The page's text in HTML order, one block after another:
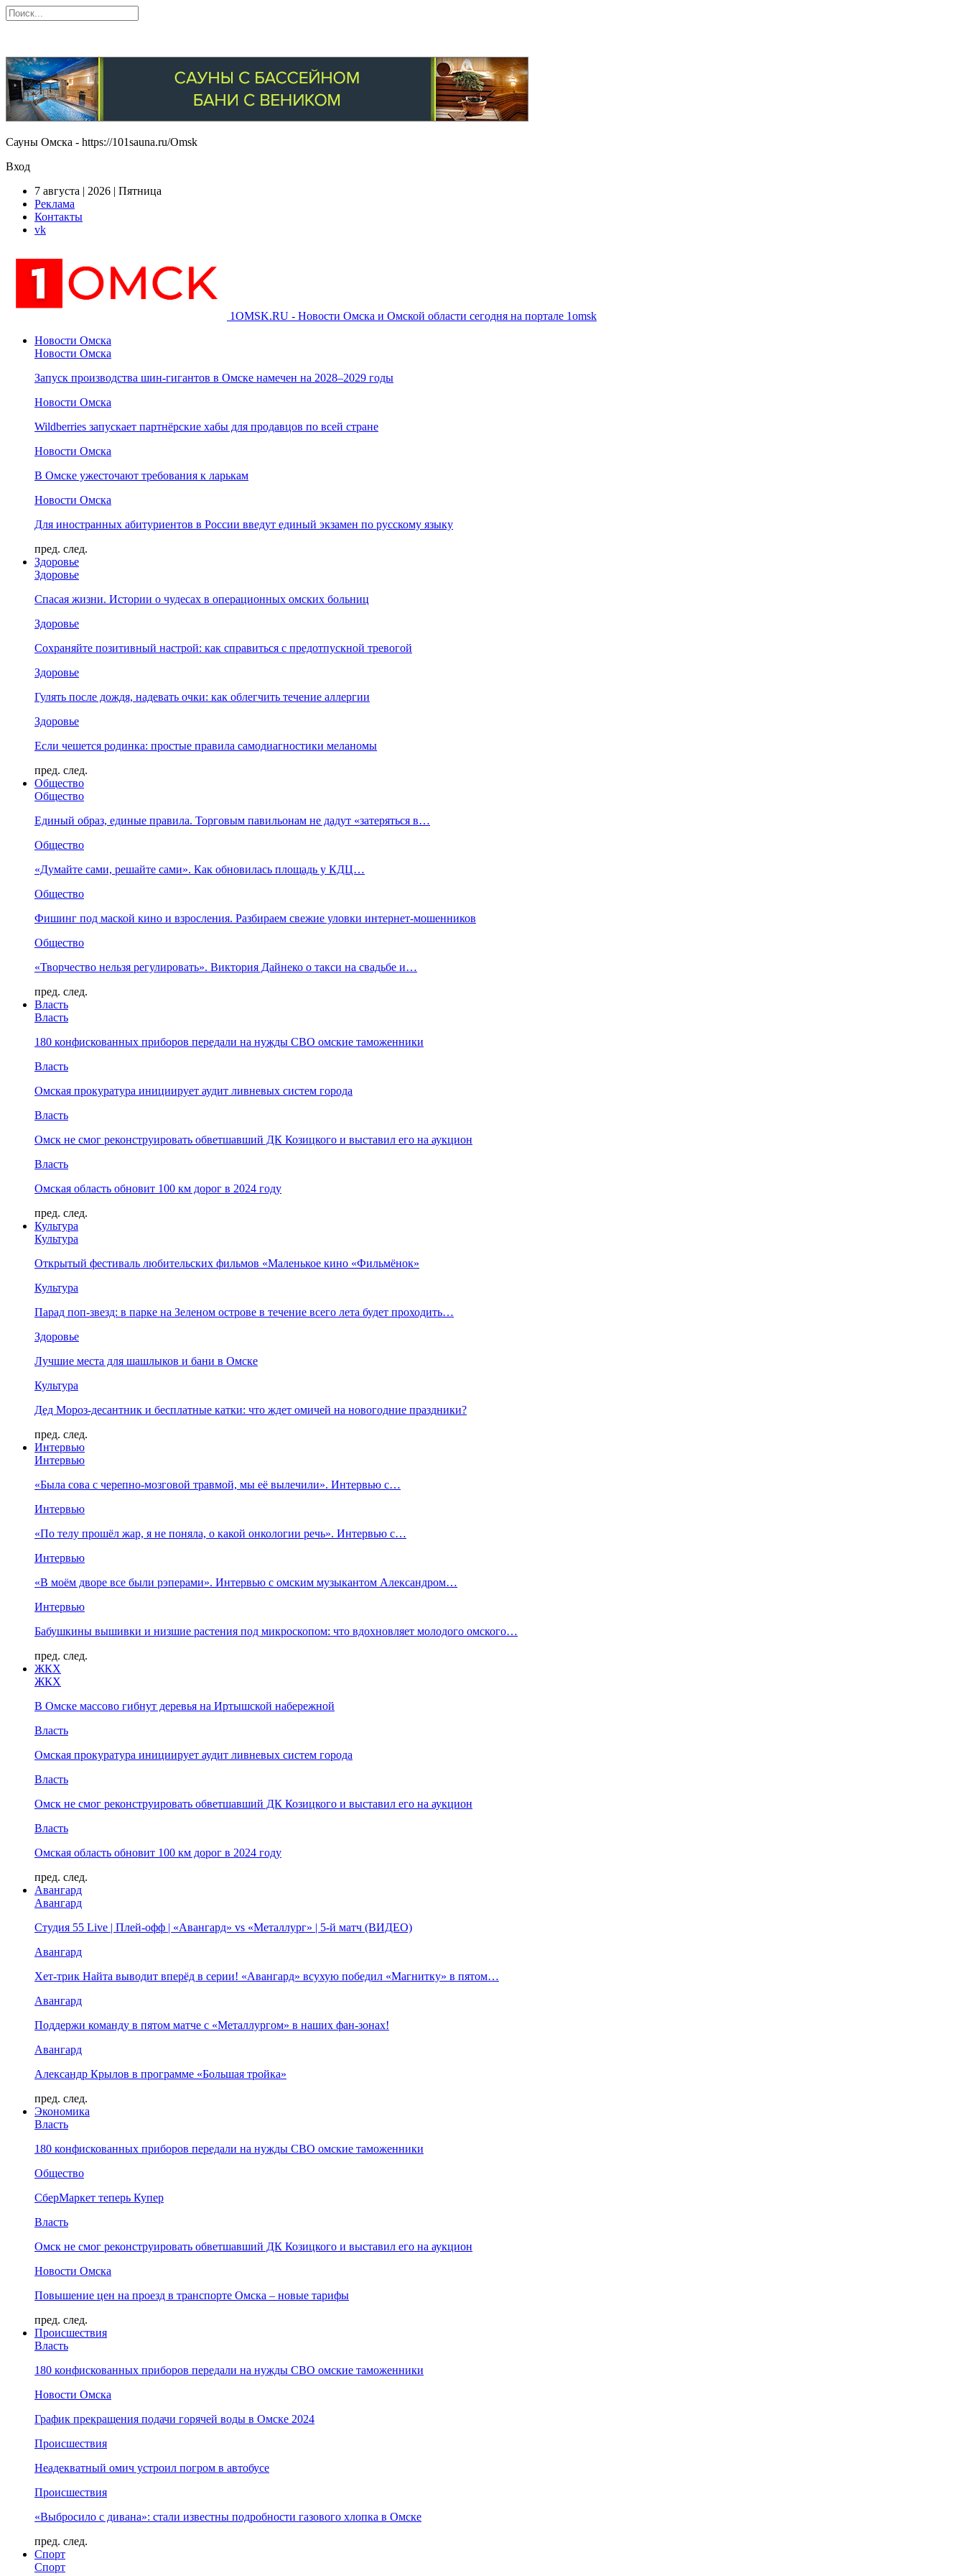
Сауны Омска - https://101sauna.ru/Omsk
Вход
7 августа | 2026 | Пятница
Реклама
Контакты
vk
1OMSK.RU - Новости Омска и Омской области сегодня на портале 1omsk
Новости Омска
Новости Омска
Запуск производства шин-гигантов в Омске намечен на 2028–2029 годы
Новости Омска
Wildberries запускает партнёрские хабы для продавцов по всей стране
Новости Омска
В Омске ужесточают требования к ларькам
Новости Омска
Для иностранных абитуриентов в России введут единый экзамен по русскому языку
пред. след.
Здоровье
Здоровье
Спасая жизни. Истории о чудесах в операционных омских больниц
Здоровье
Сохраняйте позитивный настрой: как справиться с предотпускной тревогой
Здоровье
Гулять после дождя, надевать очки: как облегчить течение аллергии
Здоровье
Если чешется родинка: простые правила самодиагностики меланомы
пред. след.
Общество
Общество
Единый образ, единые правила. Торговым павильонам не дадут «затеряться в…
Общество
«Думайте сами, решайте сами». Как обновилась площадь у КДЦ…
Общество
Фишинг под маской кино и взросления. Разбираем свежие уловки интернет-мошенников
Общество
«Творчество нельзя регулировать». Виктория Дайнеко о такси на свадьбе и…
пред. след.
Власть
Власть
180 конфискованных приборов передали на нужды СВО омские таможенники
Власть
Омская прокуратура инициирует аудит ливневых систем города
Власть
Омск не смог реконструировать обветшавший ДК Козицкого и выставил его на аукцион
Власть
Омская область обновит 100 км дорог в 2024 году
пред. след.
Культура
Культура
Открытый фестиваль любительских фильмов «Маленькое кино «Фильмёнок»
Культура
Парад поп-звезд: в парке на Зеленом острове в течение всего лета будет проходить…
Здоровье
Лучшие места для шашлыков и бани в Омске
Культура
Дед Мороз-десантник и бесплатные катки: что ждет омичей на новогодние праздники?
пред. след.
Интервью
Интервью
«Была сова с черепно-мозговой травмой, мы её вылечили». Интервью с…
Интервью
«По телу прошёл жар, я не поняла, о какой онкологии речь». Интервью с…
Интервью
«В моём дворе все были рэперами». Интервью с омским музыкантом Александром…
Интервью
Бабушкины вышивки и низшие растения под микроскопом: что вдохновляет молодого омского…
пред. след.
ЖКХ
ЖКХ
В Омске массово гибнут деревья на Иртышской набережной
Власть
Омская прокуратура инициирует аудит ливневых систем города
Власть
Омск не смог реконструировать обветшавший ДК Козицкого и выставил его на аукцион
Власть
Омская область обновит 100 км дорог в 2024 году
пред. след.
Авангард
Авангард
Студия 55 Live | Плей-офф | «Авангард» vs «Металлург» | 5-й матч (ВИДЕО)
Авангард
Хет-трик Найта выводит вперёд в серии! «Авангард» всухую победил «Магнитку» в пятом…
Авангард
Поддержи команду в пятом матче с «Металлургом» в наших фан-зонах!
Авангард
Александр Крылов в программе «Большая тройка»
пред. след.
Экономика
Власть
180 конфискованных приборов передали на нужды СВО омские таможенники
Общество
СберМаркет теперь Купер
Власть
Омск не смог реконструировать обветшавший ДК Козицкого и выставил его на аукцион
Новости Омска
Повышение цен на проезд в транспорте Омска – новые тарифы
пред. след.
Происшествия
Власть
180 конфискованных приборов передали на нужды СВО омские таможенники
Новости Омска
График прекращения подачи горячей воды в Омске 2024
Происшествия
Неадекватный омич устроил погром в автобусе
Происшествия
«Выбросило с дивана»: стали известны подробности газового хлопка в Омске
пред. след.
Спорт
Спорт